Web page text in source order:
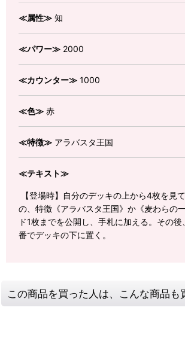
≪属性≫ 知
≪パワー≫ 2000
≪カウンター≫ 1000
≪色≫ 赤
≪特徴≫ アラバスタ王国
≪テキスト≫
【登場時】自分のデッキの上から4枚を見
の、特徴《アラバスタ王国》か《麦わらの
ド1枚までを公開し、手札に加える。その
番でデッキの下に置く。
この商品を買った人は、こんな商品も